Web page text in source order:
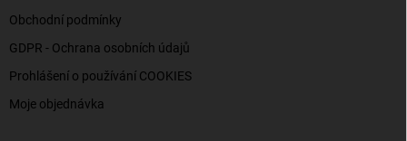
Obchodní podmínky
GDPR - Ochrana osobních údajů
Prohlášení o používání COOKIES
Moje objednávka